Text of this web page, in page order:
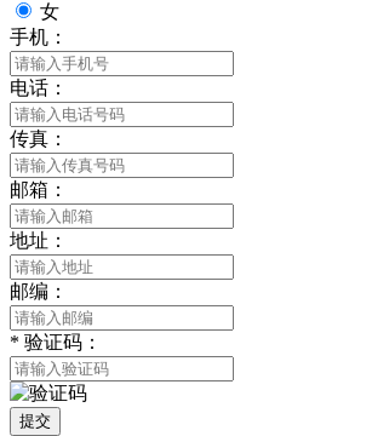
女
手机：
电话：
传真：
邮箱：
地址：
邮编：
* 验证码：
提交